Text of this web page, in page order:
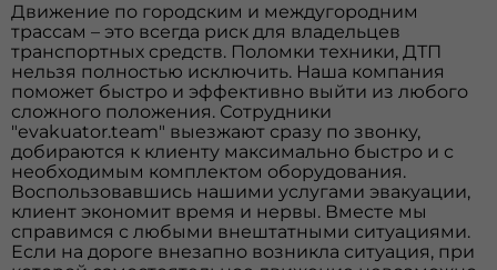
Движение по городским и междугородним
трассам – это всегда риск для владельцев
транспортных средств. Поломки техники, ДТП
нельзя полностью исключить. Наша компания
поможет быстро и эффективно выйти из любого
сложного положения. Сотрудники
"evakuator.team" выезжают сразу по звонку,
добираются к клиенту максимально быстро и с
необходимым комплектом оборудования.
Воспользовавшись нашими услугами эвакуации,
клиент экономит время и нервы. Вместе мы
справимся с любыми внештатными ситуациями.
Если на дороге внезапно возникла ситуация, при